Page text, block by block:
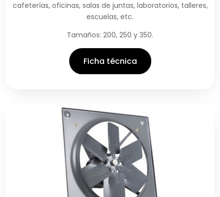
cafeterías, oficinas, salas de juntas, laboratorios, talleres,
escuelas, etc.
Tamaños: 200, 250 y 350.
Ficha técnica